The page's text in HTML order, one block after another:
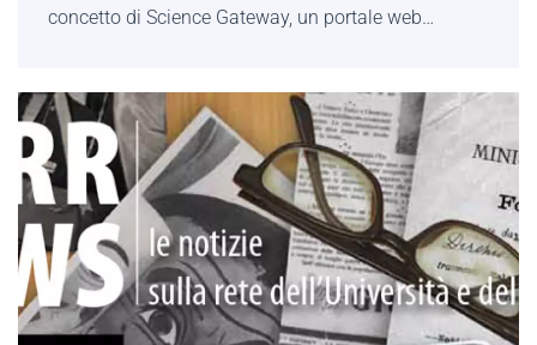
concetto di Science Gateway, un portale web…